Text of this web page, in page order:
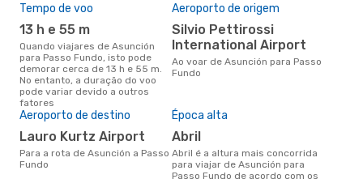
Tempo de voo
13 h e 55 m
Quando viajares de Asunción
para Passo Fundo, isto pode
demorar cerca de 13 h e 55 m.
No entanto, a duração do voo
pode variar devido a outros
fatores
Aeroporto de origem
Silvio Pettirossi
International Airport
Ao voar de Asunción para Passo
Fundo
Aeroporto de destino
Lauro Kurtz Airport
Para a rota de Asunción a Passo
Fundo
Época alta
abril
abril é a altura mais concorrida
para viajar de Asunción para
Passo Fundo de acordo com os